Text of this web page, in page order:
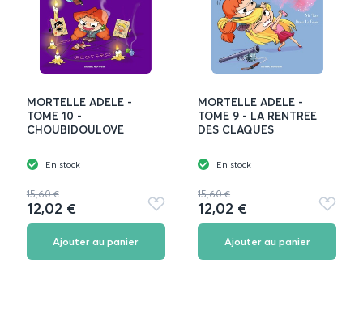
MORTELLE ADELE -
TOME 10 -
CHOUBIDOULOVE
En stock
15,60 €
12,02 €
Ajouter
aux
Ajouter au panier
MORTELLE ADELE -
TOME 9 - LA RENTREE
DES CLAQUES
En stock
15,60 €
12,02 €
Ajouter
aux
Ajouter au panier